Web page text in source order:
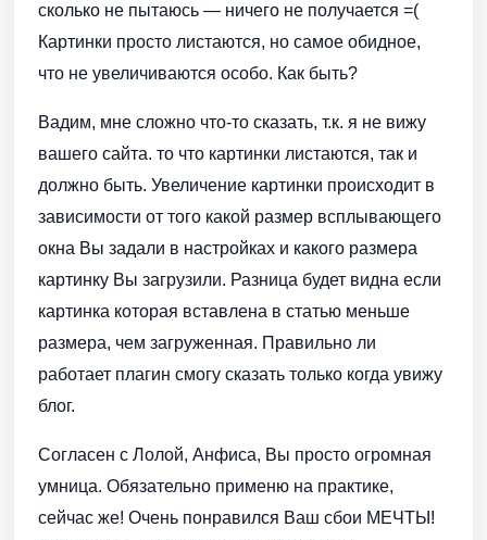
сколько не пытаюсь — ничего не получается =(
Картинки просто листаются, но самое обидное,
что не увеличиваются особо. Как быть?
Вадим, мне сложно что-то сказать, т.к. я не вижу
вашего сайта. то что картинки листаются, так и
должно быть. Увеличение картинки происходит в
зависимости от того какой размер всплывающего
окна Вы задали в настройках и какого размера
картинку Вы загрузили. Разница будет видна если
картинка которая вставлена в статью меньше
размера, чем загруженная. Правильно ли
работает плагин смогу сказать только когда увижу
блог.
Согласен с Лолой, Анфиса, Вы просто огромная
умница. Обязательно применю на практике,
сейчас же! Очень понравился Ваш сбои МЕЧТЫ!